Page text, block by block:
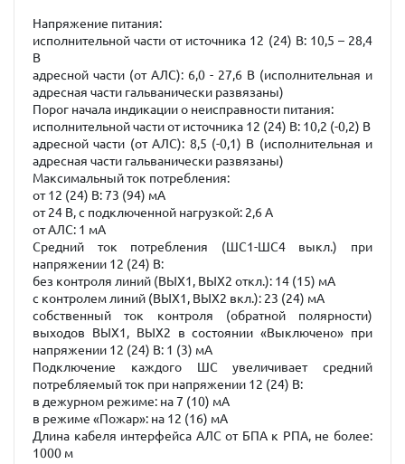
Напряжение питания:
исполнительной части от источника 12 (24) В: 10,5 – 28,4
В
адресной части (от АЛС): 6,0 - 27,6 В (исполнительная и
адресная части гальванически развязаны)
Порог начала индикации о неисправности питания:
исполнительной части от источника 12 (24) В: 10,2 (-0,2) В
адресной части (от АЛС): 8,5 (-0,1) В (исполнительная и
адресная части гальванически развязаны)
Максимальный ток потребления:
от 12 (24) В: 73 (94) мА
от 24 В, с подключенной нагрузкой: 2,6 А
от АЛС: 1 мА
Средний ток потребления (ШС1-ШС4 выкл.) при
напряжении 12 (24) В:
без контроля линий (ВЫХ1, ВЫХ2 откл.): 14 (15) мА
с контролем линий (ВЫХ1, ВЫХ2 вкл.): 23 (24) мА
собственный ток контроля (обратной полярности)
выходов ВЫХ1, ВЫХ2 в состоянии «Выключено» при
напряжении 12 (24) В: 1 (3) мА
Подключение каждого ШС увеличивает средний
потребляемый ток при напряжении 12 (24) В:
в дежурном режиме: на 7 (10) мА
в режиме «Пожар»: на 12 (16) мА
Длина кабеля интерфейса АЛС от БПА к РПА, не более:
1000 м